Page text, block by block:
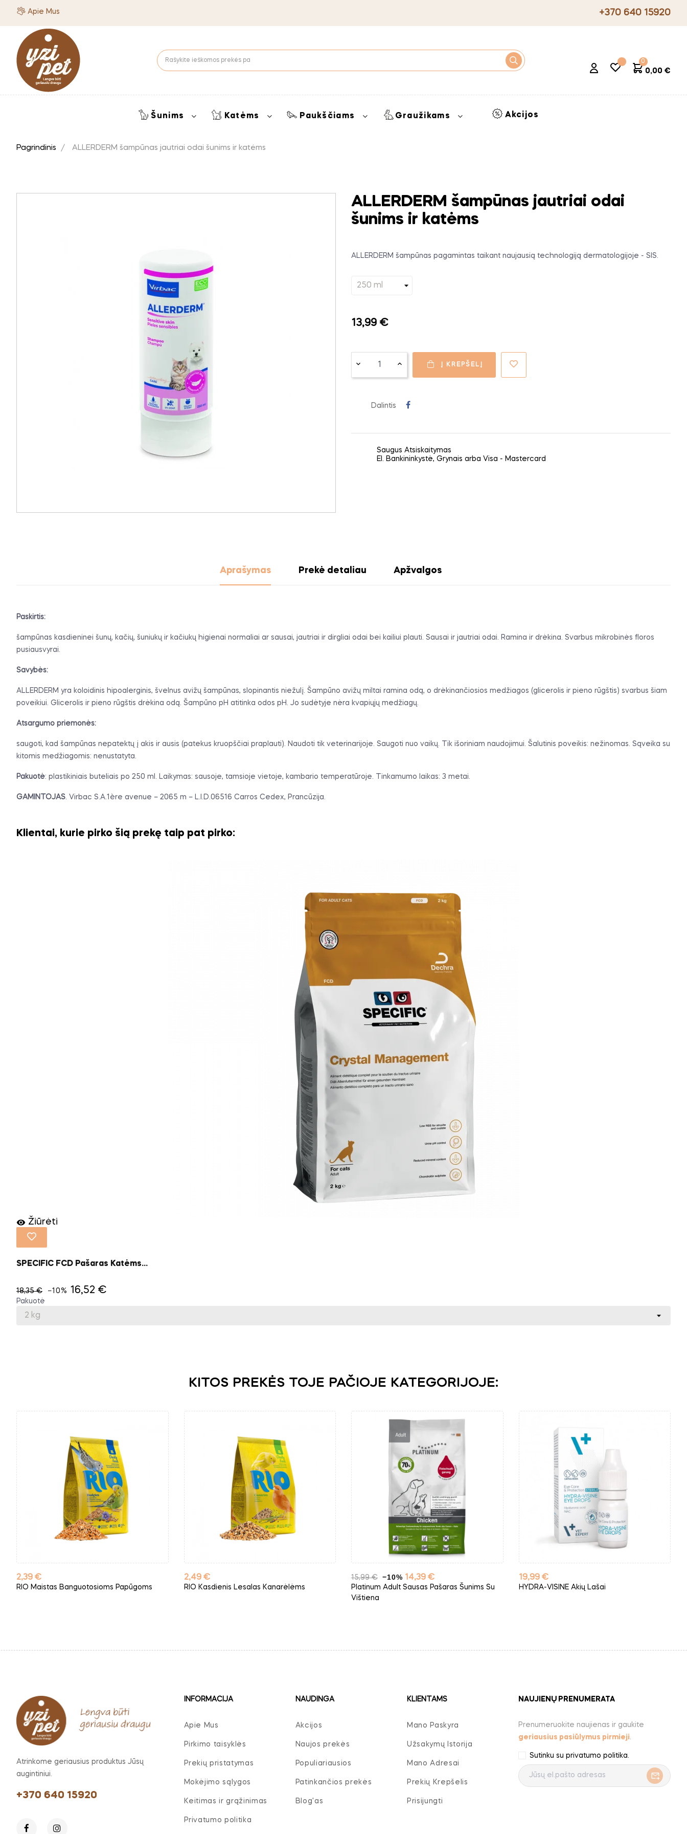
Apie Mus +370 640 15920
0
0,00 €
Šunims Katėms Paukščiams Graužikams Akcijos
Pagrindinis ALLERDERM šampūnas jautriai odai šunims ir katėms
ALLERDERM šampūnas jautriai odai
šunims ir katėms
ALLERDERM šampūnas pagamintas taikant naujausią technologiją dermatologijoje - SIS.
13,99 €
Į KREPŠELĮ
Dalintis
Saugus Atsiskaitymas
El. Bankininkystė, Grynais arba Visa - Mastercard
Aprašymas Prekė detaliau Apžvalgos
Paskirtis:
šampūnas kasdieninei šunų, kačių, šuniukų ir kačiukų higienai normaliai ar sausai, jautriai ir dirgliai odai bei kailiui plauti. Sausai ir jautriai odai. Ramina ir drėkina. Svarbus mikrobinės floros
pusiausvyrai.
Savybės:
ALLERDERM yra koloidinis hipoalerginis, švelnus avižų šampūnas, slopinantis niežulį. Šampūno avižų miltai ramina odą, o drėkinančiosios medžiagos (glicerolis ir pieno rūgštis) svarbus šiam
poveikiui. Glicerolis ir pieno rūgštis drėkina odą. Šampūno pH atitinka odos pH. Jo sudėtyje nėra kvapiųjų medžiagų.
Atsargumo priemonės:
saugoti, kad šampūnas nepatektų į akis ir ausis (patekus kruopščiai praplauti). Naudoti tik veterinarijoje. Saugoti nuo vaikų. Tik išoriniam naudojimui. Šalutinis poveikis: nežinomas. Sąveika su
kitomis medžiagomis: nenustatyta.
Pakuotė: plastikiniais buteliais po 250 ml. Laikymas: sausoje, tamsioje vietoje, kambario temperatūroje. Tinkamumo laikas: 3 metai.
GAMINTOJAS. Virbac S.A.1ère avenue – 2065 m – L.I.D.06516 Carros Cedex, Prancūzija.
Klientai, kurie pirko šią prekę taip pat pirko:
 Žiūrėti
SPECIFIC FCD Pašaras Katėms...
18,35 € −10% 16,52 €
Pakuotė
KITOS PREKĖS TOJE PAČIOJE KATEGORIJOJE:
Kaina
2,39 €
RIO Maistas Banguotosioms Papūgoms
Kaina
2,49 €
RIO Kasdienis Lesalas Kanarėlėms
Bazinė
kaina
15,99 € −10% Kaina
14,39 €
Platinum Adult Sausas Pašaras Šunims Su
Vištiena
Kaina
19,99 €
HYDRA-VISINE Akių Lašai
Atrinkome geriausius produktus Jūsų
augintiniui.
+370 640 15920
INFORMACIJA
Apie Mus
Pirkimo taisyklės
Prekių pristatymas
Mokėjimo sąlygos
Keitimas ir grąžinimas
Privatumo politika
NAUDINGA
Akcijos
Naujos prekės
Populiariausios
Patinkančios prekės
Blog'as
KLIENTAMS
Mano Paskyra
Užsakymų Istorija
Mano Adresai
Prekių Krepšelis
Prisijungti
NAUJIENŲ PRENUMERATA
Prenumeruokite naujienas ir gaukite
geriausius pasiūlymus pirmieji
Sutinku suprivatumo politika.